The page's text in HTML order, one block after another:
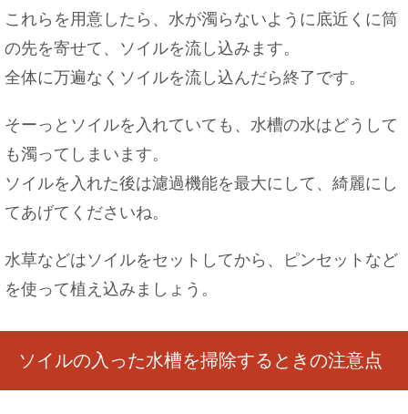
これらを用意したら、水が濁らないように底近くに筒
の先を寄せて、ソイルを流し込みます。
全体に万遍なくソイルを流し込んだら終了です。
そーっとソイルを入れていても、水槽の水はどうして
も濁ってしまいます。
ソイルを入れた後は濾過機能を最大にして、綺麗にし
てあげてくださいね。
水草などはソイルをセットしてから、ピンセットなど
を使って植え込みましょう。
ソイルの入った水槽を掃除するときの注意点